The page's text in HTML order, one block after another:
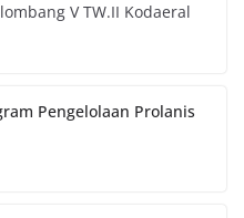
V TW.II Kodaeral
Pengelolaan Prolanis